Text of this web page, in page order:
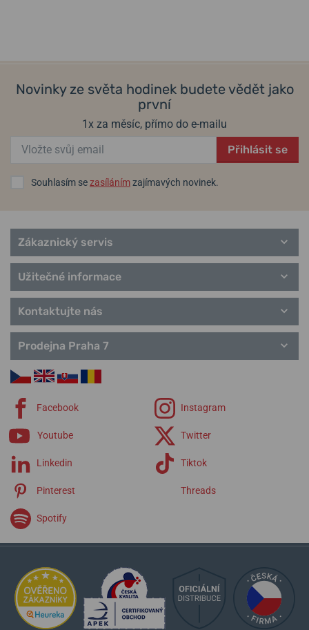
Novinky ze světa hodinek budete vědět jako
první
1x za měsíc, přímo do e-mailu
Přihlásit se
Souhlasím sezasílánímzajímavých novinek.
Zákaznický servis
Užitečné informace
Kontaktujte nás
Prodejna Praha 7
Facebook Instagram
Youtube Twitter
Linkedin Tiktok
Pinterest Threads
Spotify